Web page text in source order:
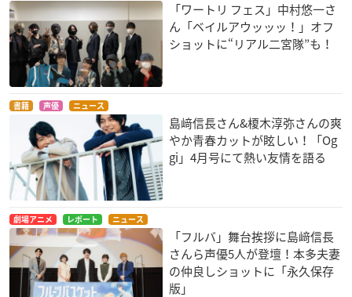
「ワートリ フェス」中村悠一さ
ん「ベイルアウッッッ！」オフ
ショットに“リアル二宮隊”も！
書籍 声優 ニュース
島﨑信長さん&榎木淳弥さんの爽
やか青春カットが眩しい！「Og
gi」4月号にて熱い友情を語る
劇場アニメ レポート ニュース
「フルバ」舞台挨拶に島﨑信長
さんら声優5人が登壇！本多夫妻
の仲良しショットに「永久保存
版」